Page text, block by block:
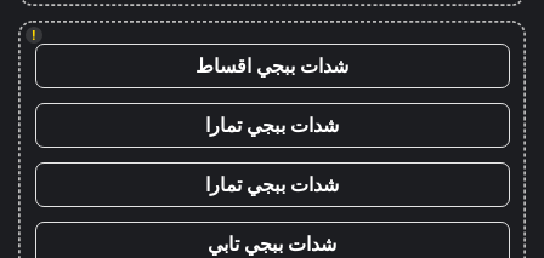
!
شدات ببجي اقساط
شدات ببجي تمارا
شدات ببجي تمارا
شدات ببجي تابي